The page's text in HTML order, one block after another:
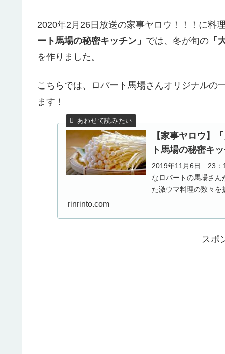
2020年2月26日放送の家事ヤロウ！！！に料
ート馬場の秘密キッチン」 では、冬が旬の 「
を作りました。
こちらでは、ロバート馬場さんオリジナルの
ます！
【家事ヤロウ】
ト馬場の秘密キ
2019年11月6日 23：
なロバートの馬場さ
た激ウマ料理の数々
rinrinto.com
スポ